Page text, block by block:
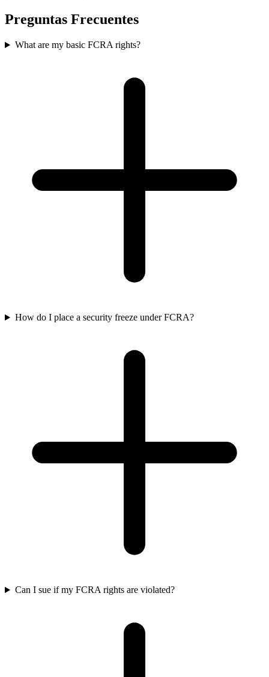
Preguntas Frecuentes
What are my basic FCRA rights?
How do I place a security freeze under FCRA?
Can I sue if my FCRA rights are violated?